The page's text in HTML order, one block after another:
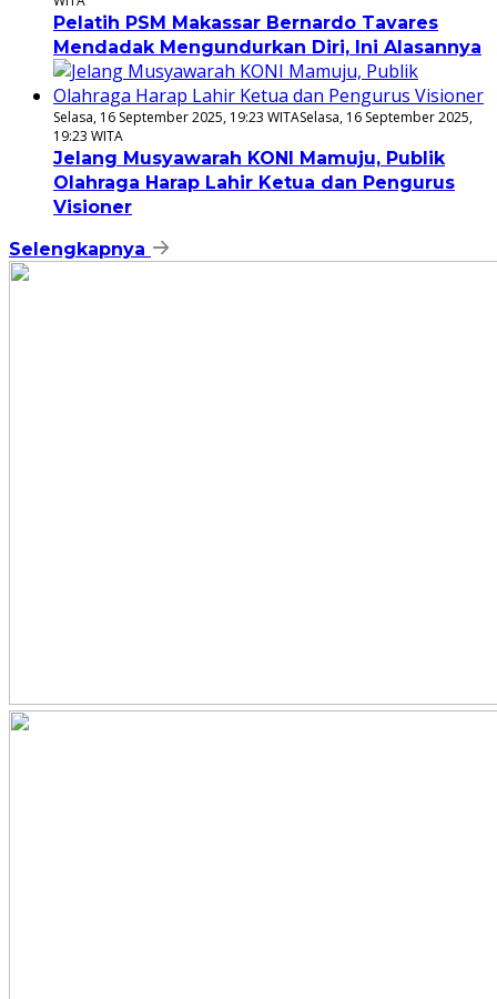
Pelatih PSM Makassar Bernardo Tavares
Mendadak Mengundurkan Diri, Ini Alasannya
Selasa, 16 September 2025, 19:23 WITASelasa, 16 September 2025,
19:23 WITA
Jelang Musyawarah KONI Mamuju, Publik
Olahraga Harap Lahir Ketua dan Pengurus
Visioner
Selengkapnya